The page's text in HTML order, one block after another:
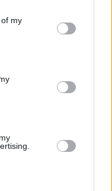
You may click to
its third-party tags to
in below Google
my
de
é
em